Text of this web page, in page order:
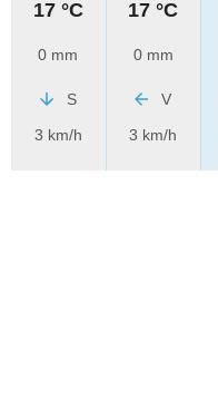
17 °C
0 mm
S
3 km/h
17 °C
0 mm
V
3 km/h